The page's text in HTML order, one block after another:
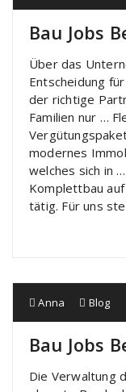
Bau Jobs
Über das
Entscheidung
der richtige
Familien nur …
modernes
welches sich in
Komplettbau
tätig. Für uns
Anna Blog
Bau Jobs
Die Verwaltung